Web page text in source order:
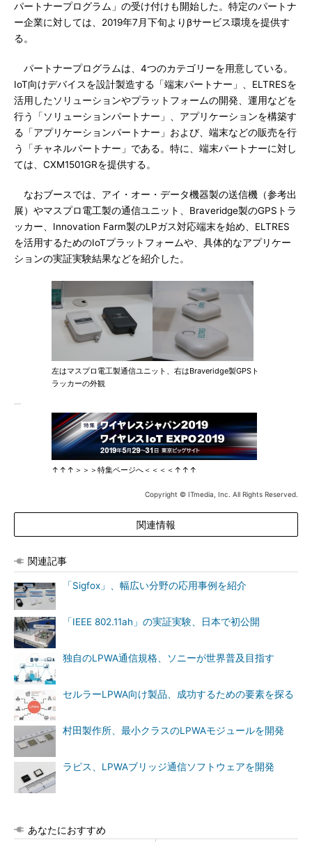
パートナープログラム」の受け付けも開始した。特定のパートナ
ー企業に対しては、2019年7月下旬よりβサービス環境を提供す
る。
パートナープログラムは、4つのカテゴリーを用意している。
IoT向けデバイスを設計製造する「端末パートナー」、ELTRESを
活用したソリューションやプラットフォームの開発、運用などを
行う「ソリューションパートナー」、アプリケーションを構築す
る「アプリケーションパートナー」および、端末などの販売を行
う「チャネルパートナー」である。特に、端末パートナーに対し
ては、CXM1501GRを提供する。
なおブースでは、アイ・オー・データ機器製の送信機（参考出
展）やマスプロ電工製の通信ユニット、Braveridge製のGPSトラ
ッカー、Innovation Farm製のLPガス対応端末を始め、ELTRES
を活用するためのIoTプラットフォームや、具体的なアプリケー
ションの実証実験結果などを紹介した。
左はマスプロ電工製通信ユニット、右はBraveridge製GPSト
ラッカーの外観
↑↑↑＞＞＞特集ページへ＜＜＜＜↑↑↑
Copyright © ITmedia, Inc. All Rights Reserved.
関連情報
関連記事
「Sigfox」、幅広い分野の応用事例を紹介
「IEEE 802.11ah」の実証実験、日本で初公開
独自のLPWA通信規格、ソニーが世界普及目指す
セルラーLPWA向け製品、成功するための要素を探る
村田製作所、最小クラスのLPWAモジュールを開発
ラピス、LPWAブリッジ通信ソフトウェアを開発
あなたにおすすめ